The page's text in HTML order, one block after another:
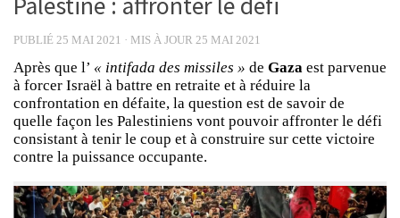
PUBLIÉ 25 MAI 2021 · MIS À JOUR 25 MAI 2021
Après que l’ « intifada des missiles » de Gaza est parvenue
à forcer Israël à battre en retraite et à réduire la
confrontation en défaite, la question est de savoir de
quelle façon les Palestiniens vont pouvoir affronter le défi
consistant à tenir le coup et à construire sur cette victoire
contre la puissance occupante.